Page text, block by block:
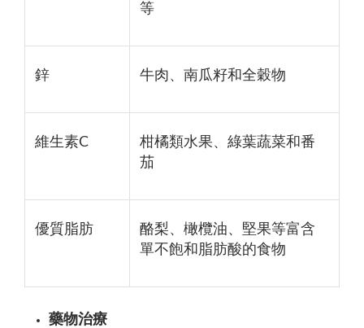
等
鋅 牛肉、南瓜籽和全穀物
維生素C
柑橘類水果、綠葉蔬菜和番
茄
優質脂肪
酪梨、橄欖油、堅果等富含
單不飽和脂肪酸的食物
藥物治療